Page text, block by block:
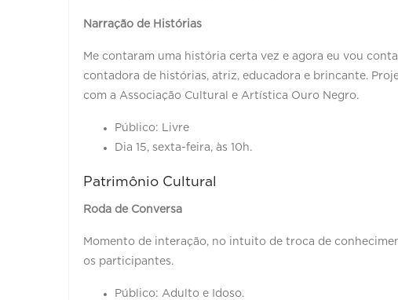
Narração de Histórias
Me contaram uma história certa vez e agora eu vou
contadora de histórias, atriz, educadora e brincante.
com a Associação Cultural e Artística Ouro Negro.
Público: Livre
Dia 15, sexta-feira, às 10h.
Patrimônio Cultural
Roda de Conversa
Momento de interação, no intuito de troca de
os participantes.
Público: Adulto e Idoso.